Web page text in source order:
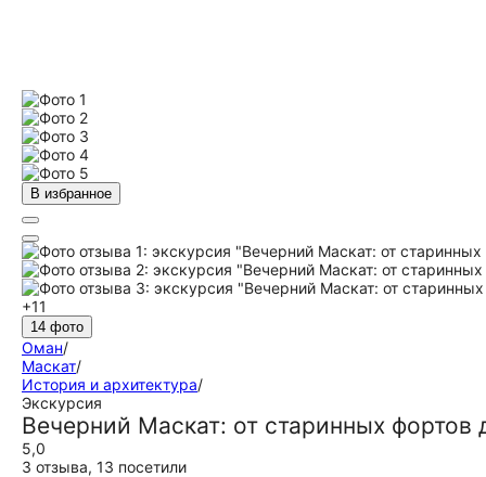
В избранное
+11
14 фото
Оман/
Маскат/
История и архитектура/
Экскурсия
Вечерний Маскат: от старинных фортов
5,0
3 отзыва, 13 посетили